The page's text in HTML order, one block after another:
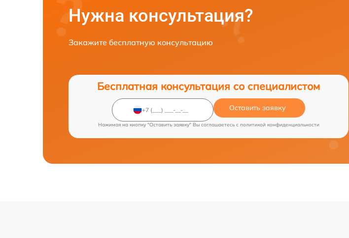
Нужна консультация?
Закажите бесплатную консультацию
Бесплатная консультация со специалистом
Оставить заявку
Нажимая на кнопку "Оставить заявку" Вы соглашаетесь c политикой конфиденциальности